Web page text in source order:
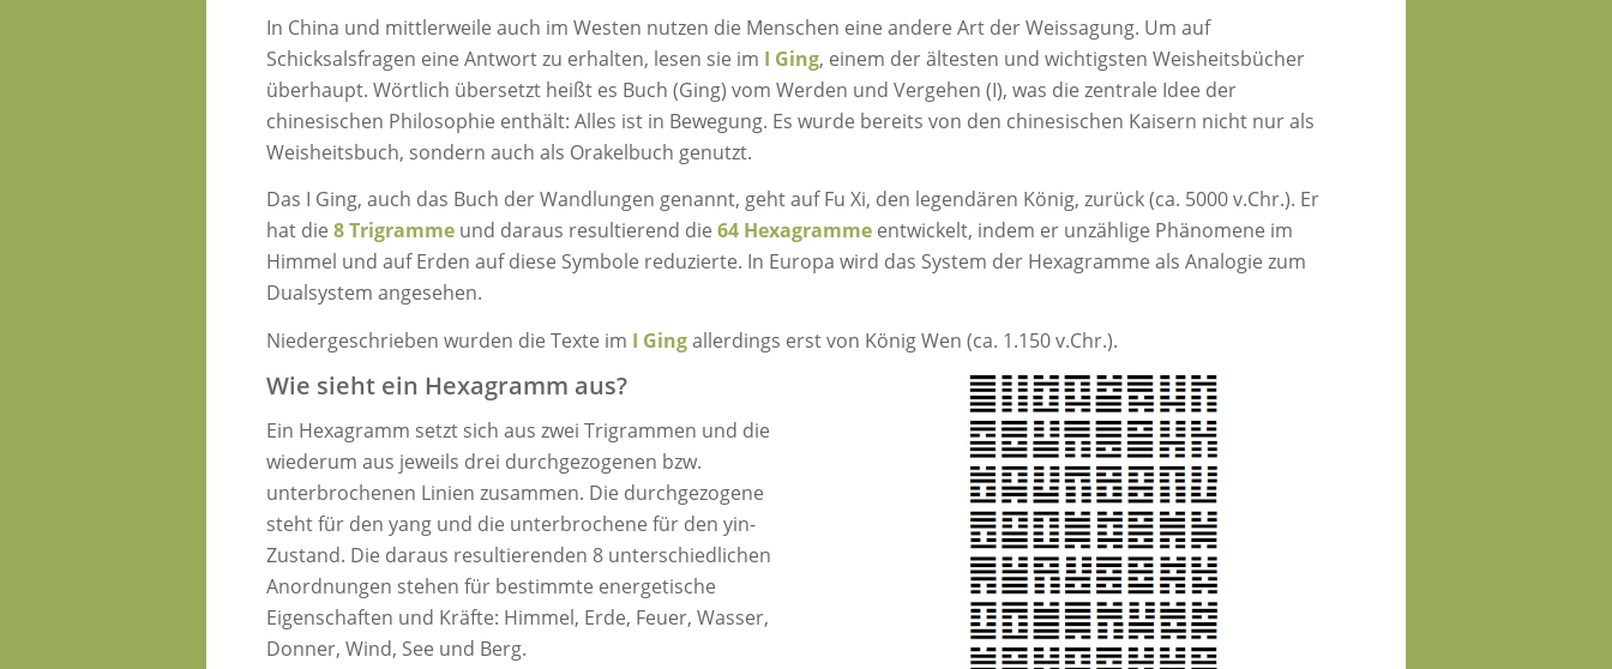
In China und mittlerweile auch im Westen nutzen die Menschen eine andere Art der Weissagung. Um auf
Schicksalsfragen eine Antwort zu erhalten, lesen sie im I Ging, einem der ältesten und wichtigsten Weisheitsbücher
überhaupt. Wörtlich übersetzt heißt es Buch (Ging) vom Werden und Vergehen (I), was die zentrale Idee der
chinesischen Philosophie enthält: Alles ist in Bewegung. Es wurde bereits von den chinesischen Kaisern nicht nur als
Weisheitsbuch, sondern auch als Orakelbuch genutzt.
Das I Ging, auch das Buch der Wandlungen genannt, geht auf Fu Xi, den legendären König, zurück (ca. 5000 v.Chr.). Er
hat die 8 Trigramme und daraus resultierend die 64 Hexagramme entwickelt, indem er unzählige Phänomene im
Himmel und auf Erden auf diese Symbole reduzierte. In Europa wird das System der Hexagramme als Analogie zum
Dualsystem angesehen.
Niedergeschrieben wurden die Texte im I Gingallerdings erst von König Wen (ca. 1.150 v.Chr.).
Wie sieht ein Hexagramm aus?
Ein Hexagramm setzt sich aus zwei Trigrammen und die
wiederum aus jeweils drei durchgezogenen bzw.
unterbrochenen Linien zusammen. Die durchgezogene
steht für den yang und die unterbrochene für den yin-
Zustand. Die daraus resultierenden 8 unterschiedlichen
Anordnungen stehen für bestimmte energetische
Eigenschaften und Kräfte: Himmel, Erde, Feuer, Wasser,
Donner, Wind, See und Berg.